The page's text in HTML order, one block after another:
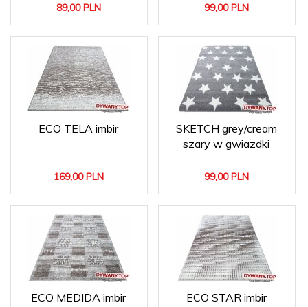
89,00 PLN 99,00 PLN
ECO TELA imbir
169,00 PLN
SKETCH grey/cream
szary w gwiazdki
99,00 PLN
ECO MEDIDA imbir ECO STAR imbir